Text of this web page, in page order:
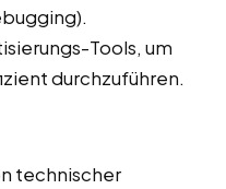
Tools, um
durchzuführen.
technischer